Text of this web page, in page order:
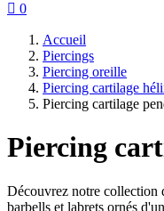
 0
Accueil
Piercings
Piercing oreille
Piercing cartilage
Piercing cartilage
Piercing
Découvrez notre collection
barbells et labrets ornés